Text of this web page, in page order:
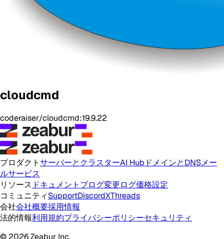
cloudcmd
coderaiser/cloudcmd:19.9.22
プロダクトサーバーとクラスターAI Hub ドメインとDNSメー
ルサービス
リソース ドキュメント ブログ変更ログ価格設定
コミュニティSupportDiscordXThreads
会社会社概要採用情報
法的情報利用規約プライバシーポリシーセキュリティ
© 2026 Zeabur Inc.